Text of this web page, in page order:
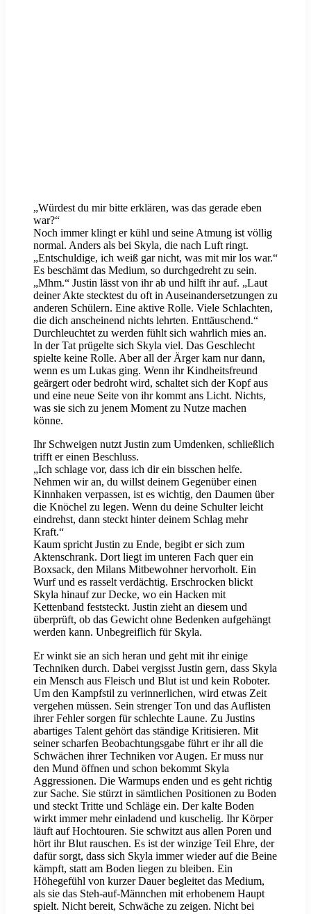
„Würdest du mir bitte erklären, was das gerade eben
war?“
Noch immer klingt er kühl und seine Atmung ist völlig
normal. Anders als bei Skyla, die nach Luft ringt.
„Entschuldige, ich weiß gar nicht, was mit mir los war.“
Es beschämt das Medium, so durchgedreht zu sein.
„Mhm.“ Justin lässt von ihr ab und hilft ihr auf. „Laut
deiner Akte stecktest du oft in Auseinandersetzungen zu
anderen Schülern. Eine aktive Rolle. Viele Schlachten,
die dich anscheinend nichts lehrten. Enttäuschend.“
Durchleuchtet zu werden fühlt sich wahrlich mies an.
In der Tat prügelte sich Skyla viel. Das Geschlecht
spielte keine Rolle. Aber all der Ärger kam nur dann,
wenn es um Lukas ging. Wenn ihr Kindheitsfreund
geärgert oder bedroht wird, schaltet sich der Kopf aus
und eine neue Seite von ihr kommt ans Licht. Nichts,
was sie sich zu jenem Moment zu Nutze machen
könne.
Ihr Schweigen nutzt Justin zum Umdenken, schließlich
trifft er einen Beschluss.
„Ich schlage vor, dass ich dir ein bisschen helfe.
Nehmen wir an, du willst deinem Gegenüber einen
Kinnhaken verpassen, ist es wichtig, den Daumen über
die Knöchel zu legen. Wenn du deine Schulter leicht
eindrehst, dann steckt hinter deinem Schlag mehr
Kraft.“
Kaum spricht Justin zu Ende, begibt er sich zum
Aktenschrank. Dort liegt im unteren Fach quer ein
Boxsack, den Milans Mitbewohner hervorholt. Ein
Wurf und es rasselt verdächtig. Erschrocken blickt
Skyla hinauf zur Decke, wo ein Hacken mit
Kettenband feststeckt. Justin zieht an diesem und
überprüft, ob das Gewicht ohne Bedenken aufgehängt
werden kann. Unbegreiflich für Skyla.
Er winkt sie an sich heran und geht mit ihr einige
Techniken durch. Dabei vergisst Justin gern, dass Skyla
ein Mensch aus Fleisch und Blut ist und kein Roboter.
Um den Kampfstil zu verinnerlichen, wird etwas Zeit
vergehen müssen. Sein strenger Ton und das Auflisten
ihrer Fehler sorgen für schlechte Laune. Zu Justins
abartiges Talent gehört das ständige Kritisieren. Mit
seiner scharfen Beobachtungsgabe führt er ihr all die
Schwächen ihrer Techniken vor Augen. Er muss nur
den Mund öffnen und schon bekommt Skyla
Aggressionen. Die Warmups enden und es geht richtig
zur Sache. Sie stürzt in sämtlichen Positionen zu Boden
und steckt Tritte und Schläge ein. Der kalte Boden
wirkt immer mehr einladend und kuschelig. Ihr Körper
läuft auf Hochtouren. Sie schwitzt aus allen Poren und
hört ihr Blut rauschen. Es ist der winzige Teil Ehre, der
dafür sorgt, dass sich Skyla immer wieder auf die Beine
kämpft, statt am Boden liegen zu bleiben. Ein
Höhegefühl von kurzer Dauer begleitet das Medium,
als sie das Steh-auf-Männchen mit erhobenem Haupt
spielt. Nicht bereit, Schwäche zu zeigen. Nicht bei